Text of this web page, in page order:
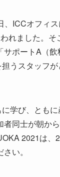
、ICCオフィ
れました。
ポートA（
うスタッフ
学び、とも
者同士が朝か
2021は
い。